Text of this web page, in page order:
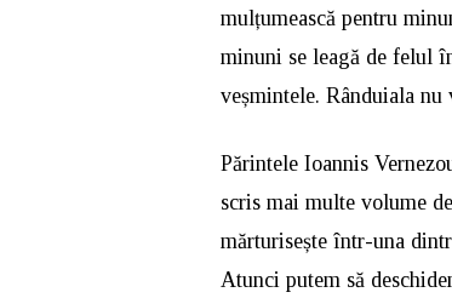
mulțumească pentru
minuni se leagă de felul
veșmintele. Rânduiala
Părintele Ioannis
scris mai multe volume
mărturisește într-una
Atunci putem să